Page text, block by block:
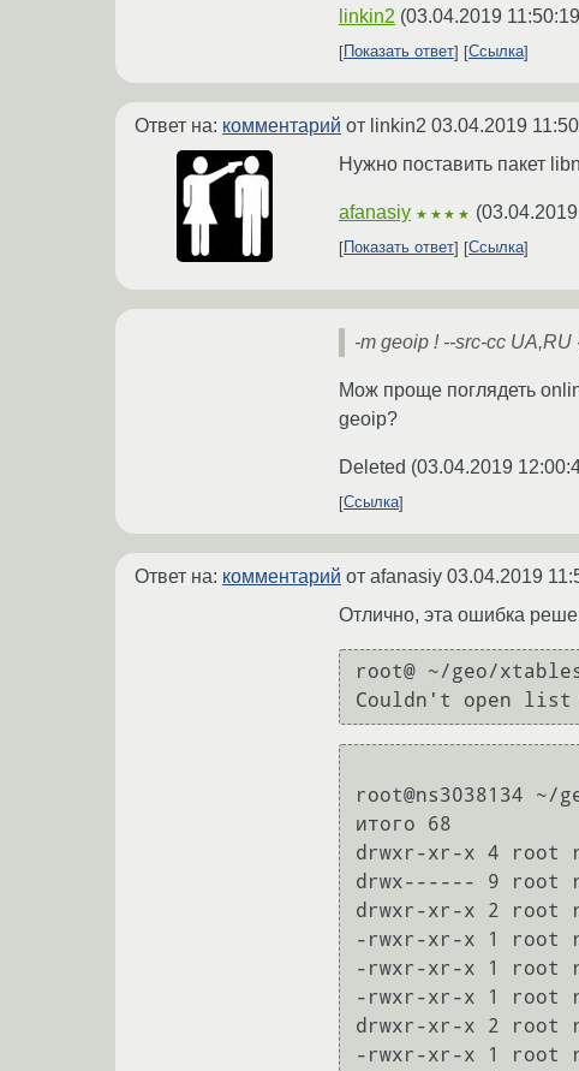
linkin2 (03.04.2019
Показать ответ
Ссылка
Ответ на: комментарий от linkin2 03.04.2019
Нужно поставить пакет
afanasiy ★★★★ (
Показать ответ Ссылка
-m geoip ! --src-cc UA,RU
Мож проще поглядеть
geoip?
Deleted (03.04.2019
Ссылка
Ответ на: комментарий от afanasiy 03.04.2019
Отлично, эта ошибка
root@ ~/geo/
root@ns3038134
итого 68
drwxr-xr-x 4 root
drwx------ 9 root
drwxr-xr-x 2 root
-rwxr-xr-x 1 root
-rwxr-xr-x 1 root
-rwxr-xr-x 1 root
drwxr-xr-x 2 root
-rwxr-xr-x 1 root